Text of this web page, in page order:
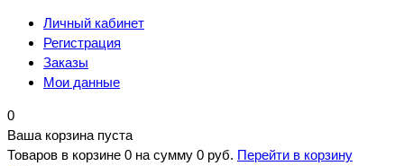
Личный кабинет
Регистрация
Заказы
Мои данные
0
Ваша корзина пуста
Товаров в корзине 0 на сумму 0 руб. Перейти в корзину